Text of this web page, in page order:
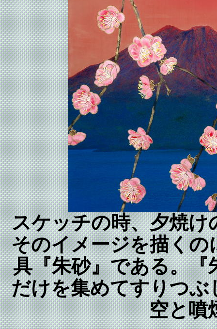
スケッチの時、夕焼け
そのイメージを描くの
具『朱砂』である。『
だけを集めてすりつぶ
空と噴